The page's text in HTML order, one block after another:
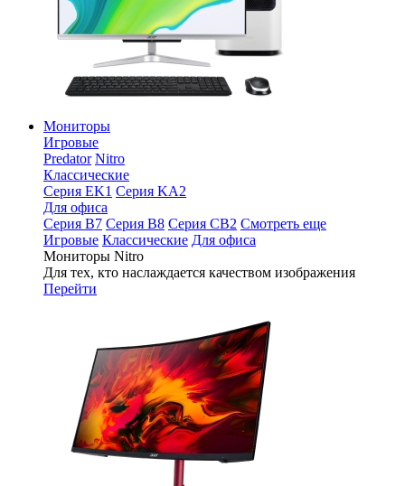
Мониторы
Игровые
Predator Nitro
Классические
Серия EK1 Серия KA2
Для офиса
Серия B7 Серия B8 Серия CB2 Смотреть еще
Игровые Классические Для офиса
Мониторы Nitro
Для тех, кто наслаждается качеством изображения
Перейти